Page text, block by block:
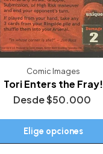
Comic Images
Tori Enters the Fray!
Desde$50.000
Elige opciones